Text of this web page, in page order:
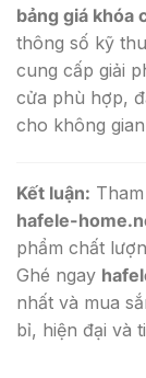
bảng giá khóa
thông số kỹ
cung cấp giải
cửa phù hợp,
cho không
Kết luận:
hafele-
phẩm chất
Ghé ngay
nhất và mua
bỉ, hiện đại và